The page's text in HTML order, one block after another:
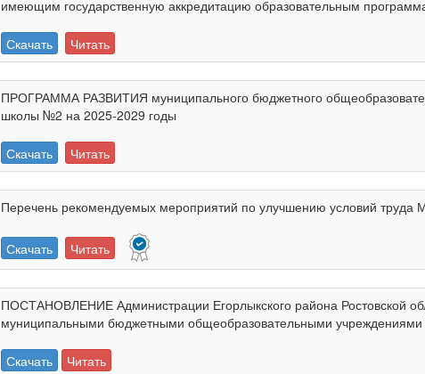
имеющим государственную аккредитацию образовательным
Скачать Читать
ПРОГРАММА РАЗВИТИЯ муниципального бюджетного
школы №2 на 2025-2029 годы
Скачать Читать
Перечень рекомендуемых мероприятий по улучшению условий
Скачать Читать
ПОСТАНОВЛЕНИЕ Администрации Егорлыкского района Ростовской
муниципальными бюджетными общеобразовательными учреждениями
Скачать Читать